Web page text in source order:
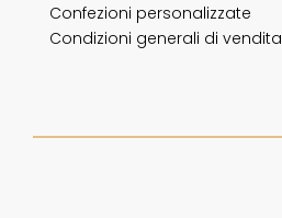
Confezioni personalizzate
Condizioni generali di vendita